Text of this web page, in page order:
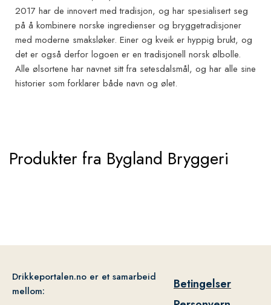
2017 har de innovert med tradisjon, og har spesialisert seg
på å kombinere norske ingredienser og bryggetradisjoner
med moderne smaksløker. Einer og kveik er hyppig brukt, og
det er også derfor logoen er en tradisjonell norsk ølbolle.
Alle ølsortene har navnet sitt fra setesdalsmål, og har alle sine
historier som forklarer både navn og ølet.
Produkter fra Bygland Bryggeri
Drikkeportalen.no er et samarbeid
mellom:
Betingelser